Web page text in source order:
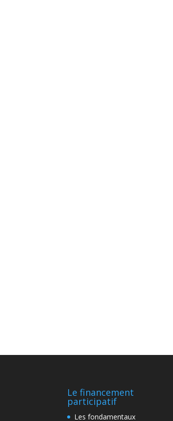
Le financement
participatif
Les fondamentaux